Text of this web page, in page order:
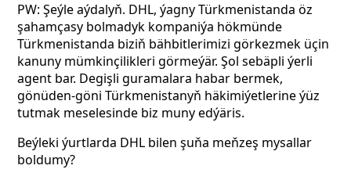
PW: Şeýle aýdalyň. DHL, ýagny Türkmenistanda öz
şahamçasy bolmadyk kompaniýa hökmünde
Türkmenistanda biziň bähbitlerimizi görkezmek üçin
kanuny mümkinçilikleri görmeýär. Şol sebäpli ýerli
agent bar. Degişli guramalara habar bermek,
gönüden-göni Türkmenistanyň häkimiýetlerine ýüz
tutmak meselesinde biz muny edýäris.
Beýleki ýurtlarda DHL bilen şuňa meňzeş mysallar
boldumy?